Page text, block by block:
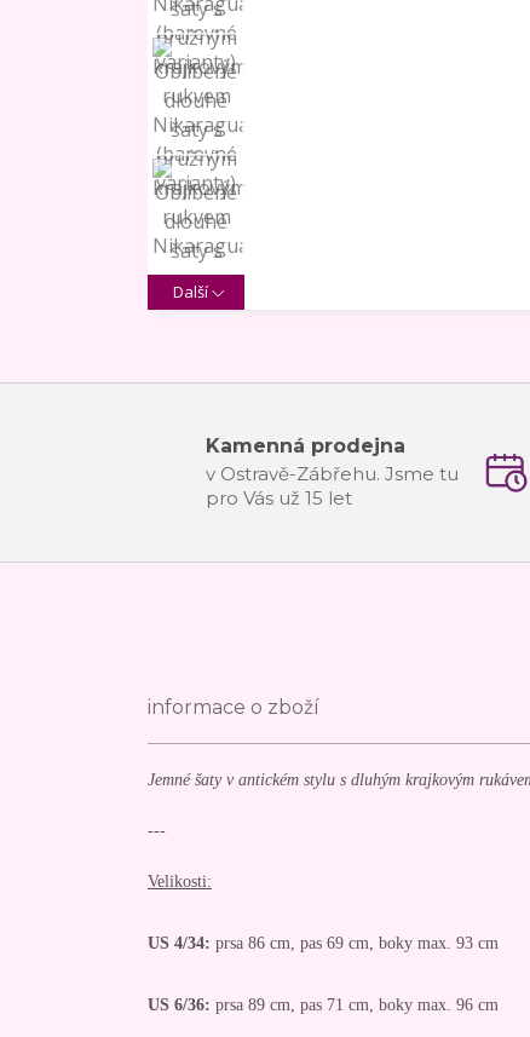
Další
Kamenná prodejna
v Ostravě-Zábřehu. Jsme tu
pro Vás už 15 let
informace o zboží
Jemné šaty v antickém stylu s dluhým krajkovým
---
Velikosti:
US 4/34: prsa 86 cm, pas 69 cm, boky max. 93 cm
US 6/36: prsa 89 cm, pas 71 cm, boky max. 96 cm